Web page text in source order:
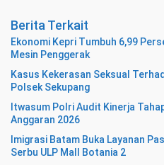
Berita Terkait
Ekonomi Kepri Tumbuh 6,99
Mesin Penggerak
Kasus Kekerasan Seksual
Polsek Sekupang
Itwasum Polri Audit Kinerja
Anggaran 2026
Imigrasi Batam Buka Layanan
Serbu ULP Mall Botania 2